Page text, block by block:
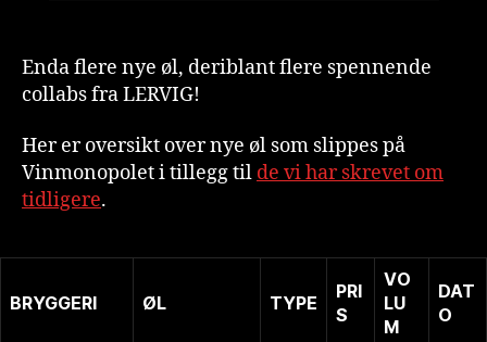
Enda flere nye øl, deriblant flere spennende
collabs fra LERVIG!
Her er oversikt over nye øl som slippes på
Vinmonopolet i tillegg til de vi har skrevet om
tidligere.
BRYGGERI ØL TYPE
PRI
S
VO
LU
M
DAT
O